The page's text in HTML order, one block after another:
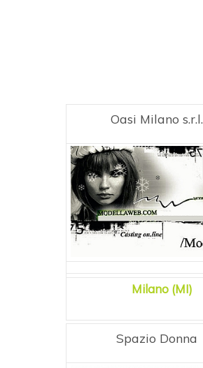
Oasi Milano s.r.l.
Milano (MI)
Spazio Donna